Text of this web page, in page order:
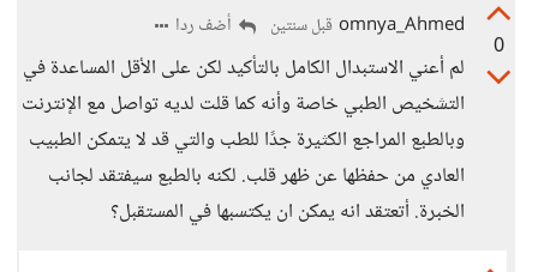
0
omnya_Ahmed قبل سنتين أضف ردا
لم أعني الاستبدال الكامل بالتأكيد لكن على الأقل المساعدة في
التشخيص الطبي خاصة وأنه كما قلت لديه تواصل مع الإنترنت
وبالطبع المراجع الكثيرة جدًا للطب والتي قد لا يتمكن الطبيب
العادي من حفظها عن ظهر قلب. لكنه بالطبع سيفتقد لجانب
الخبرة. أتعتقد انه يمكن ان يكتسبها في المستقبل؟